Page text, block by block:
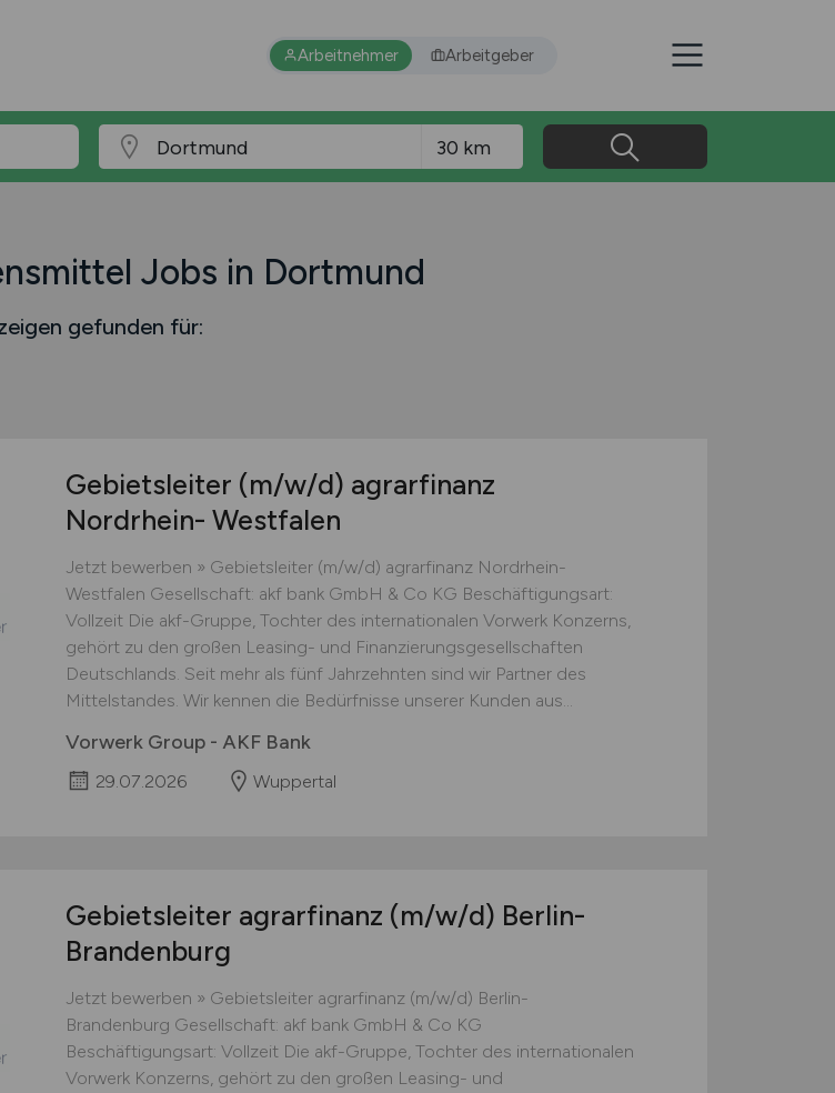
Arbeitnehmer Arbeitgeber
Jobs in Dortmund
gefunden für:
Gebietsleiter (m/w/d) agrarfinanz
Nordrhein- Westfalen
Jetzt bewerben » Gebietsleiter (m/w/d) agrarfinanz Nordrhein-
Westfalen Gesellschaft: akf bank GmbH & Co KG Beschäftigungsart:
Vollzeit Die akf-Gruppe, Tochter des internationalen Vorwerk Konzerns,
gehört zu den großen Leasing- und Finanzierungsgesellschaften
Deutschlands. Seit mehr als fünf Jahrzehnten sind wir Partner des
Mittelstandes. Wir kennen die Bedürfnisse unserer Kunden aus...
Vorwerk Group - AKF Bank
29.07.2026 Wuppertal
Gebietsleiter agrarfinanz (m/w/d) Berlin-
Brandenburg
Jetzt bewerben » Gebietsleiter agrarfinanz (m/w/d) Berlin-
Brandenburg Gesellschaft: akf bank GmbH & Co KG
Beschäftigungsart: Vollzeit Die akf-Gruppe, Tochter des internationalen
Vorwerk Konzerns, gehört zu den großen Leasing- und